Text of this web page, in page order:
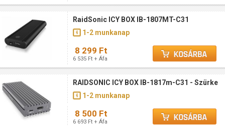
RaidSonic ICY BOX IB-1807MT-C31
1-2 munkanap
8 299 Ft
6 535 Ft + Áfa
RAIDSONIC ICY BOX IB-1817m-C31 - Szürke
1-2 munkanap
8 500 Ft
6 693 Ft + Áfa